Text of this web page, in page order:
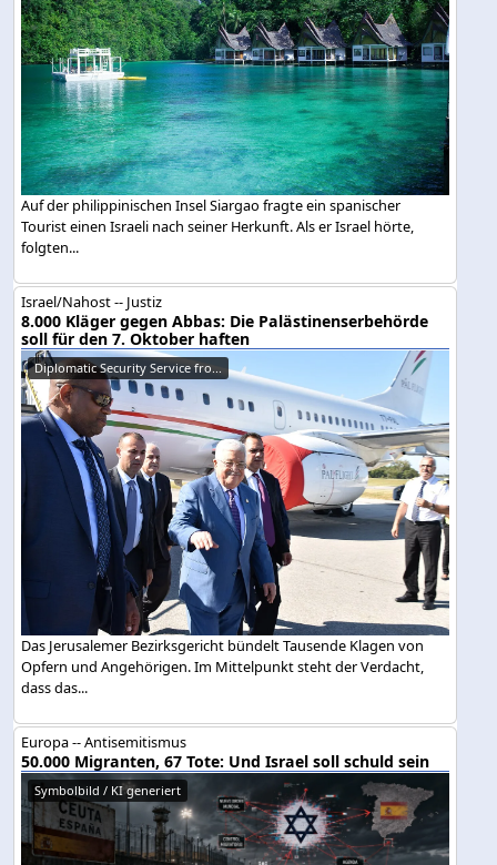
Auf der philippinischen Insel Siargao fragte ein spanischer
Tourist einen Israeli nach seiner Herkunft. Als er Israel hörte,
folgten...
Israel/Nahost -- Justiz
8.000 Kläger gegen Abbas: Die Palästinenserbehörde
soll für den 7. Oktober haften
Diplomatic Security Service fro...
Das Jerusalemer Bezirksgericht bündelt Tausende Klagen von
Opfern und Angehörigen. Im Mittelpunkt steht der Verdacht,
dass das...
Europa -- Antisemitismus
50.000 Migranten, 67 Tote: Und Israel soll schuld sein
Symbolbild / KI generiert